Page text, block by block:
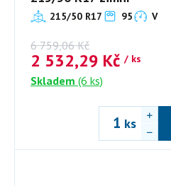
215/50 R17 95 V
6 759,06 Kč
2 532,29 Kč / ks
Skladem (6 ks)
ks